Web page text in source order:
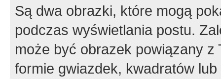
Są dwa obrazki, które mogą
podczas wyświetlania postu.
może być obrazek powiązany z
formie gwiazdek, kwadratów